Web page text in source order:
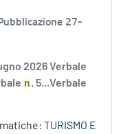
27-
2026 Verbale
n. 5...Verbale
TURISMO E